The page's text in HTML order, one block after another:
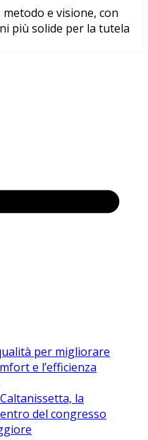
e visione, con
più solide per la tutela
per migliorare
e l’efficienza
la
del congresso